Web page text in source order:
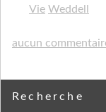
Vie Weddell
aucun
Recherche